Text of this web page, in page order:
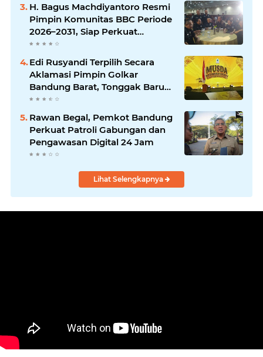
H. Bagus Machdiyantoro Resmi
Pimpin Komunitas BBC Periode
2026–2031, Siap Perkuat
Solidaritas dan Hadirkan
Program Nyata untuk
Masyarakat
Edi Rusyandi Terpilih Secara
Aklamasi Pimpin Golkar
Bandung Barat, Tonggak Baru
Kepemimpinan Harmonis
"Turun Ranjang"
Rawan Begal, Pemkot Bandung
Perkuat Patroli Gabungan dan
Pengawasan Digital 24 Jam
Lihat Selengkapnya